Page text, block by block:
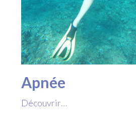
Apnée
Découvrir…